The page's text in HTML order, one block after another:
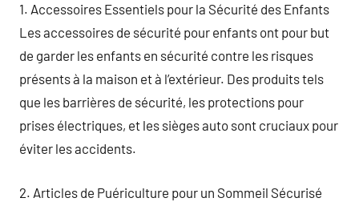
1. Accessoires Essentiels pour la Sécurité des Enfants
Les accessoires de sécurité pour enfants ont pour but
de garder les enfants en sécurité contre les risques
présents à la maison et à l’extérieur. Des produits tels
que les barrières de sécurité, les protections pour
prises électriques, et les sièges auto sont cruciaux pour
éviter les accidents.
2. Articles de Puériculture pour un Sommeil Sécurisé